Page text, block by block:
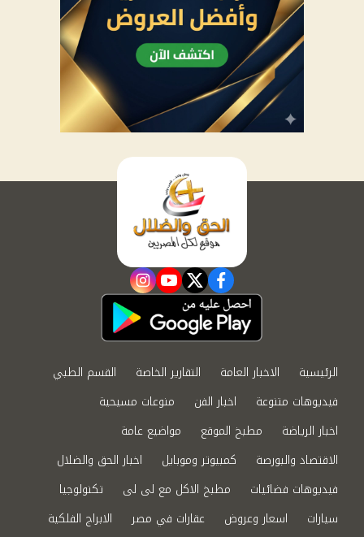
facebook
twitter
youtube
instagram
الرئيسية الاخبار العامة التقارير الخاصة
القسم الطبي
فيديوهات متنوعة
اخبار الفن
منوعات مسيحية
اخبار الرياضة
مطبخ الموقع
مواضيع عامة
الاقتصاد والبورصة
كمبيوتر وموبايل
اخبار الحق والضلال
فيديوهات فضائيات
مطبخ الاكل مع لى لى
تكنولوجيا
سيارات
اسعار وعروض عقارات في مصر الابراج الفلكية